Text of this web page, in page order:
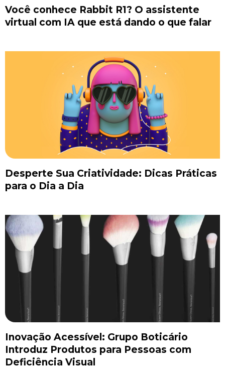
Você conhece Rabbit R1? O assistente
virtual com IA que está dando o que falar
Desperte Sua Criatividade: Dicas Práticas
para o Dia a Dia
Inovação Acessível: Grupo Boticário
Introduz Produtos para Pessoas com
Deficiência Visual